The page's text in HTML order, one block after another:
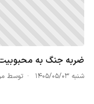
ضربه جنگ به
شنبه ۱۴۰۵/۰۵/۰۳ توسط